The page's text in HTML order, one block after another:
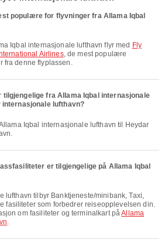
populære for flyvninger fra Allama Iqbal
Iqbal internasjonale lufthavn flyr med Fly
Airlines, de mest populære
fra denne flyplassen.
tilgjengelige fra Allama Iqbal internasjonale
lufthavn?
er tilgjengelige på Allama Iqbal
fasiliteter som forbedrer reiseopplevelsen din.
om fasiliteter og terminalkart påAllama
.